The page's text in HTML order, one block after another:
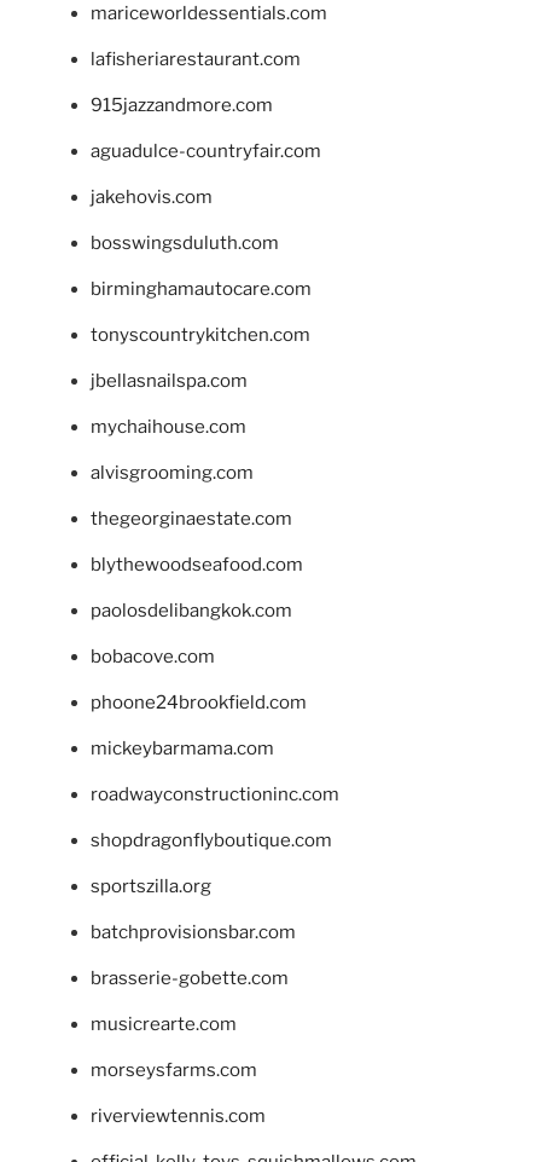
mariceworldessentials.com
lafisheriarestaurant.com
915jazzandmore.com
aguadulce-countryfair.com
jakehovis.com
bosswingsduluth.com
birminghamautocare.com
tonyscountrykitchen.com
jbellasnailspa.com
mychaihouse.com
alvisgrooming.com
thegeorginaestate.com
blythewoodseafood.com
paolosdelibangkok.com
bobacove.com
phoone24brookfield.com
mickeybarmama.com
roadwayconstructioninc.com
shopdragonflyboutique.com
sportszilla.org
batchprovisionsbar.com
brasserie-gobette.com
musicrearte.com
morseysfarms.com
riverviewtennis.com